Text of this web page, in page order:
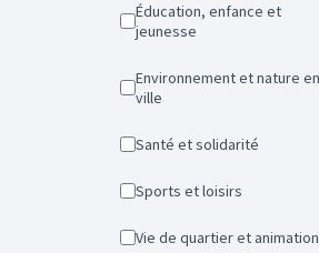
Éducation, enfance et
jeunesse
Environnement et nature en
ville
Santé et solidarité
Sports et loisirs
Vie de quartier et animation